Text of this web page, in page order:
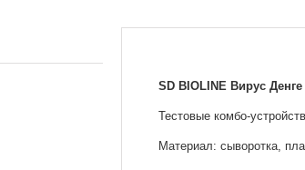
SD BIOLINE Вирус
Тестовые комбо-
Материал: сыворотка,